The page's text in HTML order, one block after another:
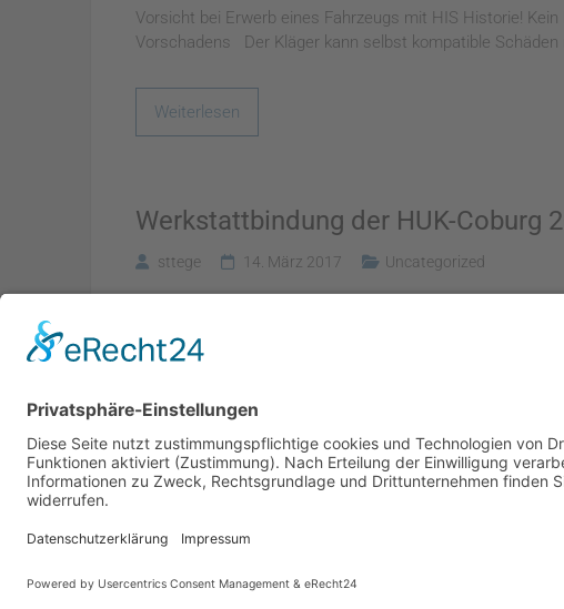
Vorsicht bei Erwerb eines Fahrzeugs mit HIS Historie!
Vorschadens Der Kläger kann selbst kompatible
Weiterlesen
Werkstattbindung der HUK-Coburg
sttege 14. März 2017 Uncategorized
Weiterlesen